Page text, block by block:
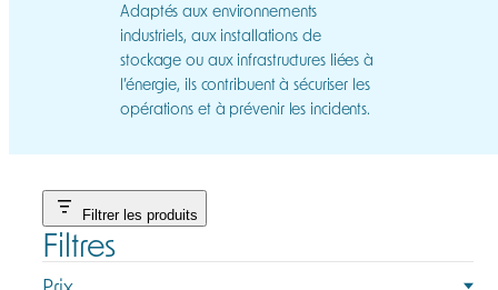
Adaptés aux environnements
industriels, aux installations de
stockage ou aux infrastructures liées à
l’énergie, ils contribuent à sécuriser les
opérations et à prévenir les incidents.
Filtrer les produits
Filtres